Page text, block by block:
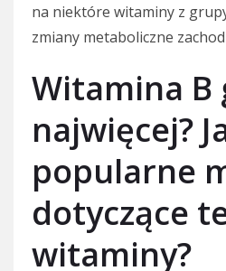
na niektóre witaminy z
zmiany metaboliczne
Witamina B
najwięcej?
popularne
dotyczące
witaminy?